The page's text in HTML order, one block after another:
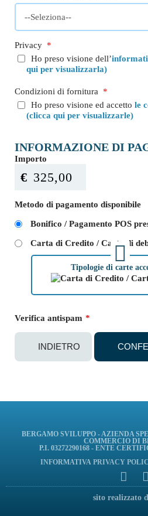
Privacy *
Ho preso visione dell’
qui per visualizzarla)
Condizioni di fornitura
*
Ho preso visione ed accetto le
(clicca qui per visualizzarle)
INFORMAZIONE DI
Importo
€
Metodo di pagamento disponibile
Bonifico / Pagamento POS
Carta di Credito / Carta di
Tipologie di carte
Verifica antispam *
BERGAMO SVILUPPO - AZIENDA
COMMERCIO DI
P.I. 03272290168 - ENTE
INFORMATIVA PRIVACY
sito realizzato